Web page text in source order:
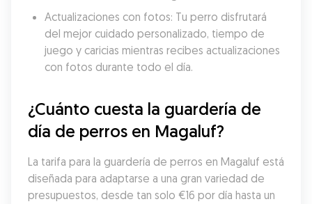
Actualizaciones con fotos: Tu perro disfrutará
del mejor cuidado personalizado, tiempo de
juego y caricias mientras recibes actualizaciones
con fotos durante todo el día.
¿Cuánto cuesta la guardería de
día de perros en Magaluf?
La tarifa para la guardería de perros en Magaluf está
diseñada para adaptarse a una gran variedad de
presupuestos, desde tan solo €16 por día hasta un